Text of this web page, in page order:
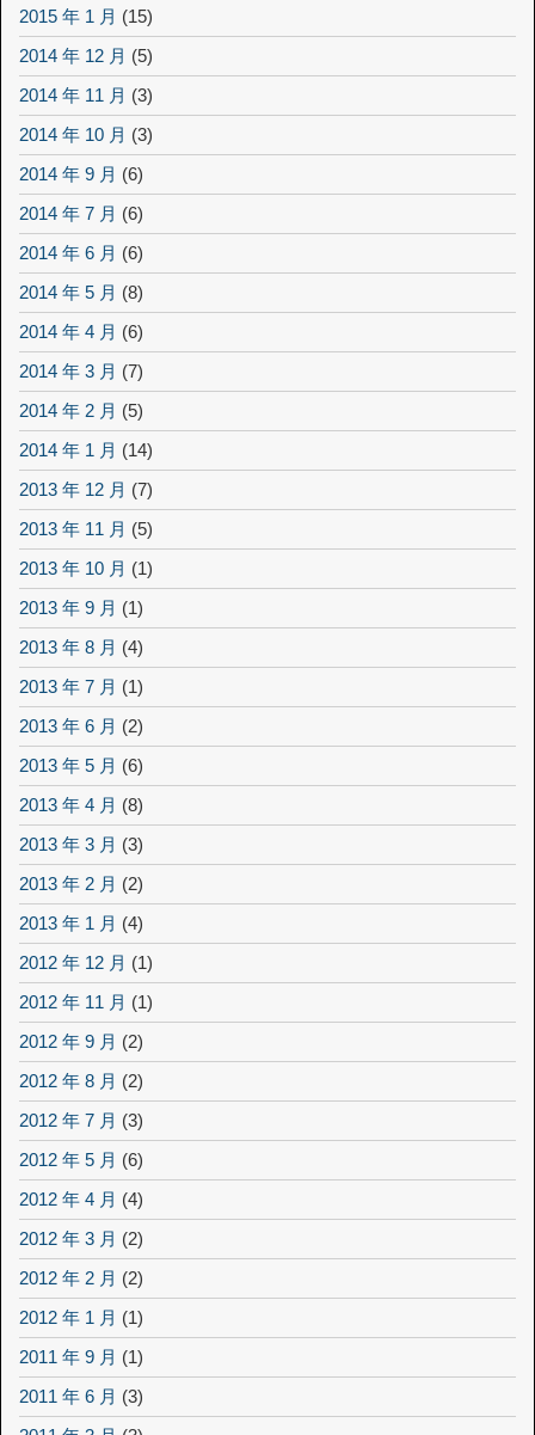
2015 年 1 月 (15)
2014 年 12 月 (5)
2014 年 11 月 (3)
2014 年 10 月 (3)
2014 年 9 月 (6)
2014 年 7 月 (6)
2014 年 6 月 (6)
2014 年 5 月 (8)
2014 年 4 月 (6)
2014 年 3 月 (7)
2014 年 2 月 (5)
2014 年 1 月 (14)
2013 年 12 月 (7)
2013 年 11 月 (5)
2013 年 10 月 (1)
2013 年 9 月 (1)
2013 年 8 月 (4)
2013 年 7 月 (1)
2013 年 6 月 (2)
2013 年 5 月 (6)
2013 年 4 月 (8)
2013 年 3 月 (3)
2013 年 2 月 (2)
2013 年 1 月 (4)
2012 年 12 月 (1)
2012 年 11 月 (1)
2012 年 9 月 (2)
2012 年 8 月 (2)
2012 年 7 月 (3)
2012 年 5 月 (6)
2012 年 4 月 (4)
2012 年 3 月 (2)
2012 年 2 月 (2)
2012 年 1 月 (1)
2011 年 9 月 (1)
2011 年 6 月 (3)